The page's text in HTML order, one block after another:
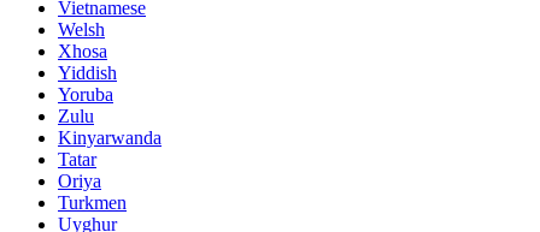
Vietnamese
Welsh
Xhosa
Yiddish
Yoruba
Zulu
Kinyarwanda
Tatar
Oriya
Turkmen
Uyghur